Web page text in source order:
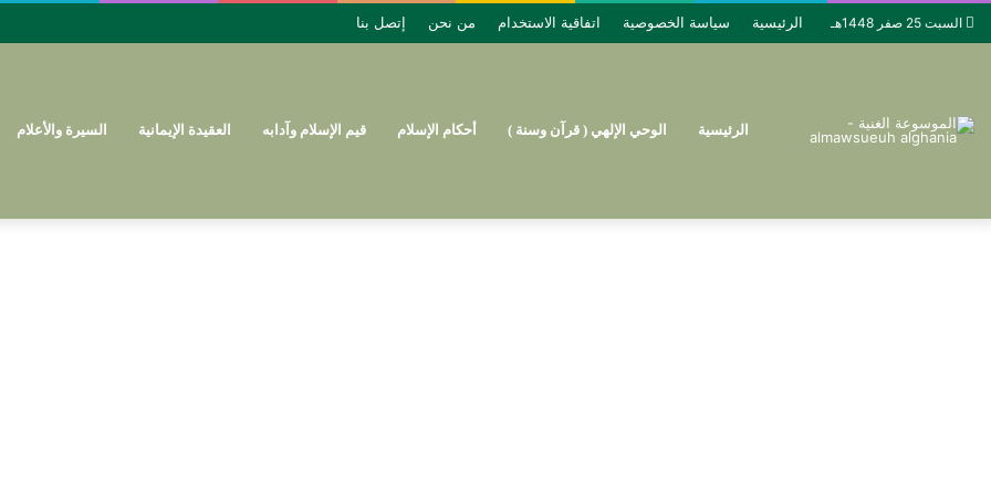
السبت 25 صفر 1448هـ الرئيسية سياسة الخصوصية اتفاقية الاستخدام من نحن إتصل بنا
الرئيسية الوحي الإلهي ( قرآن وسنة ) أحكام الإسلام قيم الإسلام وآدابه العقيدة الإيمانية السيرة والأعلام